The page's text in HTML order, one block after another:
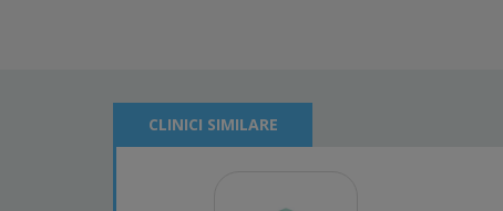
CLINICI SIMILARE